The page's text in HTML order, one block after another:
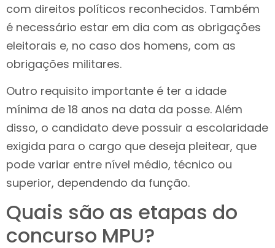
com direitos políticos reconhecidos. Também
é necessário estar em dia com as obrigações
eleitorais e, no caso dos homens, com as
obrigações militares.
Outro requisito importante é ter a idade
mínima de 18 anos na data da posse. Além
disso, o candidato deve possuir a escolaridade
exigida para o cargo que deseja pleitear, que
pode variar entre nível médio, técnico ou
superior, dependendo da função.
Quais são as etapas do
concurso MPU?